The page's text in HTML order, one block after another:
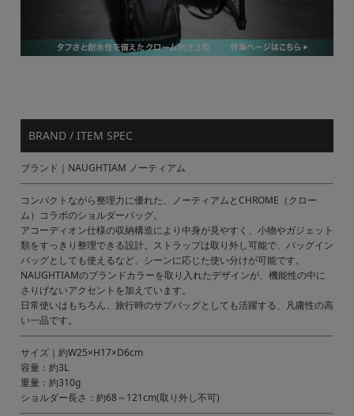
BRAND / ITEM SPEC
ブランド｜NAUGHTIAM ノーティアム
コンパクトながら整理力に優れた、ノーティアムとCHROME（クロー
ム）コラボのショルダーバッグ。
アコーディオン仕様の収納構造により中身が見やすく、小物やガジェット
類をすっきり整理できる設計。ストラップは取り外し可能で、バッグイン
バッグとしても使えるなど、シーンに応じた使い分けが可能です。
NAUGHTIAMのブランドカラーを取り入れたデザインが、機能性の中に
さりげないアクセントを加えています。
日常使いはもちろん、旅行時のサブバッグとしても活躍する、凡庸性の高
い一品です。
サイズ｜約W25×H17×D6cm
容量：約3L
重量：約310g
ショルダー長さ：約68～121cm(取り外し不可)